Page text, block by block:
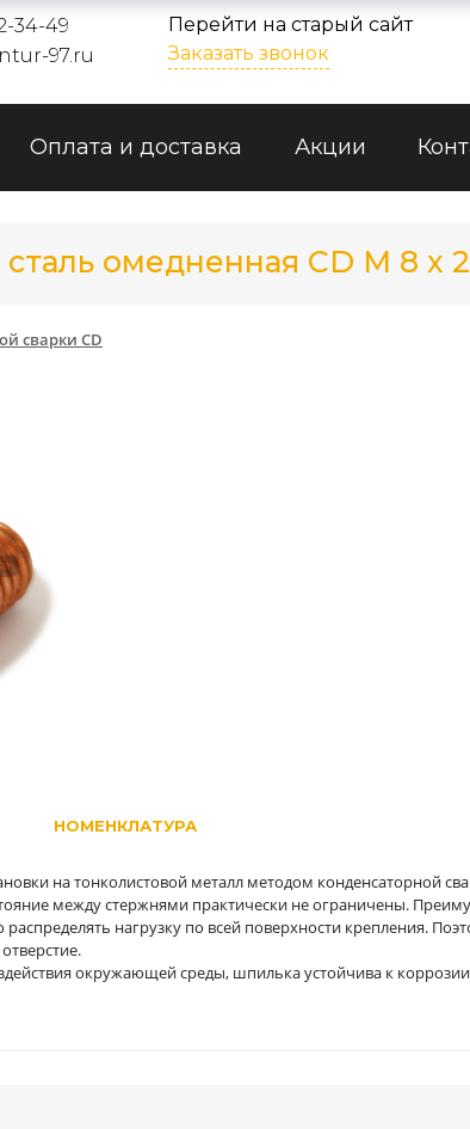
34-49
97.ru
Перейти на старый сайт
Заказать звонок
Оплата и доставка Акции
омедненная CD M 8 x
сварки CD
на тонколистовой металл методом конденсаторной
между стержнями практически не ограничены.
нагрузку по всей поверхности крепления.
окружающей среды, шпилька устойчива к
НОМЕНКЛАТУРА